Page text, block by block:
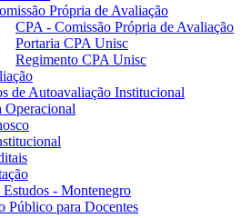
Própria de Avaliação
CPA - Comissão Própria de Avaliação
Portaria CPA Unisc
Regimento CPA Unisc
de Autoavaliação Institucional
Operacional
Estudos - Montenegro
Público para Docentes